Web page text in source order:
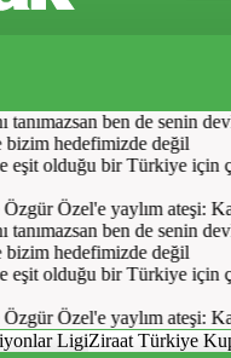
ben de senin devlet
hedefimizde değil
olduğu bir Türkiye için
Özel'e yaylım ateşi:
ben de senin devlet
hedefimizde değil
olduğu bir Türkiye için
Özel'e yaylım ateşi:
LigiZiraat Türkiye